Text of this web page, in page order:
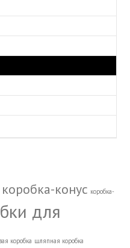
коробка-конус коробка-
для
коробка шляпная коробка